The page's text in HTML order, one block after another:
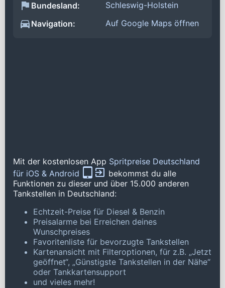
Bundesland:
Schleswig-Holstein
Navigation:
Auf Google Maps öffnen
Mit der kostenlosen App Spritpreise Deutschland
für iOS & Android
bekommst du alle
Funktionen zu dieser und über 15.000 anderen
Tankstellen in Deutschland:
Echtzeit-Preise für Diesel & Benzin
Preisalarme bei Erreichen deines
Wunschpreises
Favoritenliste für bevorzugte Tankstellen
Kartenansicht mit Filteroptionen, für z.B. „Jetzt
geöffnet“, „Günstigste Tankstellen in der Nähe“
oder Tankkartensupport
und vieles mehr!